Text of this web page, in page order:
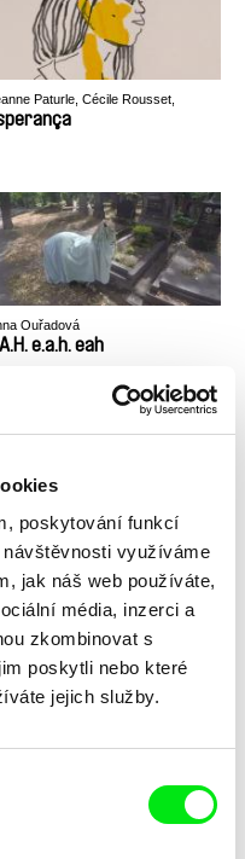
poskytování funkcí
využíváme
jak náš web používáte,
média, inzerci a
zkombinovat s
poskytli nebo které
jejich služby.
Paturle, Cécile Rousset,
Serero
Ouřadová
e.a.h. eah
Baghdasaryan
života věčného